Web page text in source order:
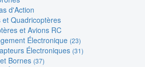
d'Action
et Quadricoptères
et Avions RC
Électronique (23)
Électroniques (31)
Bornes (37)